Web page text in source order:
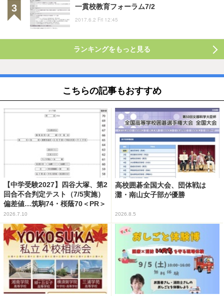
一貫校教育フォーラム7/2
2017.6.2 Fri 12:45
ランキングをもっと見る
こちらの記事もおすすめ
【中学受験2027】四谷大塚、第2
回合不合判定テスト（7/5実施）
偏差値…筑駒74・桜蔭70＜PR＞
2026.7.10
高校囲碁全国大会、団体戦は
灘・南山女子部が優勝
2026.8.5